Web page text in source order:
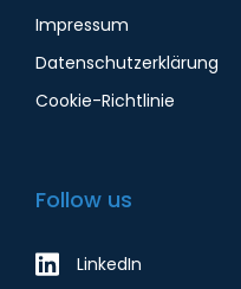
Impressum
Datenschutzerklärung
Cookie-Richtlinie
Follow us
LinkedIn